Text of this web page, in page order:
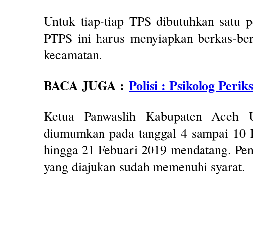
Untuk tiap-tiap TPS dibutuhkan satu
PTPS ini harus menyiapkan berkas-
kecamatan.
BACA JUGA : Polisi : Psikolog
Ketua Panwaslih Kabupaten Aceh
diumumkan pada tanggal 4 sampai
hingga 21 Febuari 2019 mendatang.
yang diajukan sudah memenuhi syarat.